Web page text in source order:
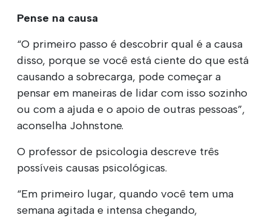
Pense na causa
“O primeiro passo é descobrir qual é a causa
disso, porque se você está ciente do que está
causando a sobrecarga, pode começar a
pensar em maneiras de lidar com isso sozinho
ou com a ajuda e o apoio de outras pessoas”,
aconselha Johnstone.
O professor de psicologia descreve três
possíveis causas psicológicas.
“Em primeiro lugar, quando você tem uma
semana agitada e intensa chegando,